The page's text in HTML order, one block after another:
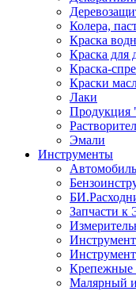
Колера,
Краска
Краска для
Краска-
Краски
Лаки
Продукция
Эмали
Инструменты
Запчасти к
Крепежные
Малярный